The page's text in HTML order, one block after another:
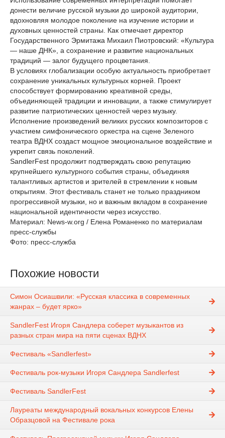
донести величие русской музыки до широкой аудитории,
вдохновляя молодое поколение на изучение истории и
духовных ценностей страны. Как отмечает директор
Государственного Эрмитажа Михаил Пиотровский: «Культура
— наше ДНК», а сохранение и развитие национальных
традиций — залог будущего процветания.
В условиях глобализации особую актуальность приобретает
сохранение уникальных культурных корней. Проект
способствует формированию креативной среды,
объединяющей традиции и инновации, а также стимулирует
развитие патриотических ценностей через музыку.
Исполнение произведений великих русских композиторов с
участием симфонического оркестра на сцене Зеленого
театра ВДНХ создаст мощное эмоциональное воздействие и
укрепит связь поколений.
SandlerFest продолжит подтверждать свою репутацию
крупнейшего культурного события страны, объединяя
талантливых артистов и зрителей в стремлении к новым
открытиям. Этот фестиваль станет не только праздником
прогрессивной музыки, но и важным вкладом в сохранение
национальной идентичности через искусство.
Материал: News-w.org / Елена Романенко по материалам
пресс-службы
Фото: пресс-служба
Похожие новости
Симон Осиашвили: «Русская классика в современных
жанрах – будет ярко»
SandlerFest Игоря Сандлера соберет музыкантов из
разных стран мира на пяти сценах ВДНХ
Фестиваль «Sandlerfest»
Фестиваль рок-музыки Игоря Сандлера Sandlerfest
Фестиваль SandlerFest
Лауреаты международный вокальных конкурсов Елены
Образцовой на Фестивале рока